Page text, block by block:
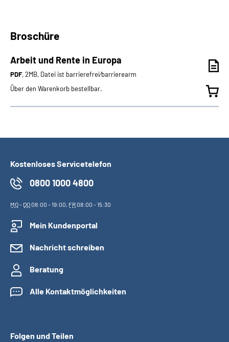
Broschüre
Arbeit und Rente in Europa
PDF, 2MB, Datei ist barrierefrei⁄barrierearm
Über den Warenkorb bestellbar.
Kostenloses Servicetelefon
0800 1000 4800
MO- DO08:00 - 19:00, FR08:00 - 15:30
Mein Kundenportal
Nachricht schreiben
Beratung
Alle Kontaktmöglichkeiten
Folgen und Teilen